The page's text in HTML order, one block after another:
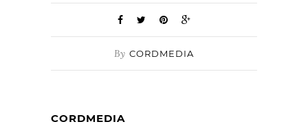
By CORDMEDIA
CORDMEDIA